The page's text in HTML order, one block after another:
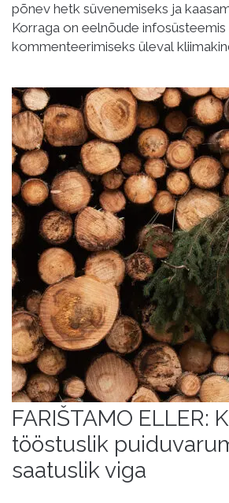
põnev hetk süvenemiseks ja
Korraga on eelnõude infosüsteemis
kommenteerimiseks üleval
FARIŠTAMO ELLER:
tööstuslik
saatuslik viga